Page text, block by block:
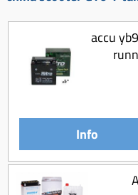
accu
Info